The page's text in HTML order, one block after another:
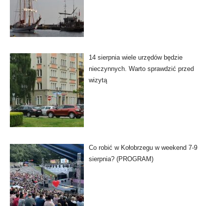
14 sierpnia wiele urzędów będzie
nieczynnych. Warto sprawdzić przed
wizytą
Co robić w Kołobrzegu w weekend 7-9
sierpnia? (PROGRAM)